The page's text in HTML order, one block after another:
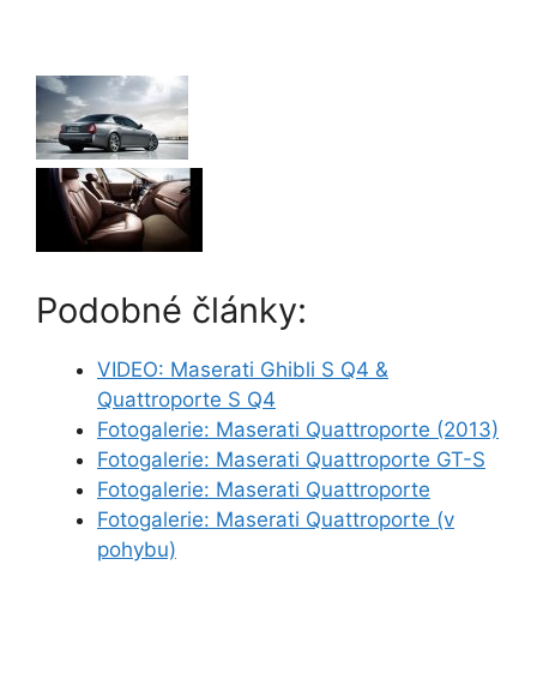
Podobné články:
VIDEO: Maserati Ghibli S Q4 &
Quattroporte S Q4
Fotogalerie: Maserati Quattroporte (2013)
Fotogalerie: Maserati Quattroporte GT-S
Fotogalerie: Maserati Quattroporte
Fotogalerie: Maserati Quattroporte (v
pohybu)